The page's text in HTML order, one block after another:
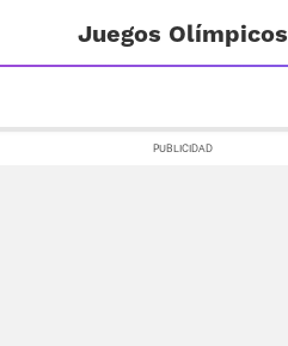
Juegos Olímpicos